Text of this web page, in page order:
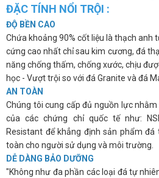
ĐẶC TÍNH NỔI TRỘI :
ĐỘ BỀN CAO
Chứa khoảng 90% cốt liệu là thạch anh
cứng cao nhất chỉ sau kim cương, đá
năng chống thấm, chống xước, chịu
học - Vượt trội so với đá Granite và đá
AN TOÀN
Chúng tôi cung cấp đủ nguồn lực
của các chứng chỉ quốc tế như:
Resistant để khẳng định sản phẩm đá
toàn cho người sử dụng và môi trường.
DỄ DÀNG BẢO DƯỠNG
"Không như đa phần các loại đá tự